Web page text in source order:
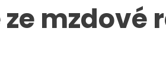
mzdové